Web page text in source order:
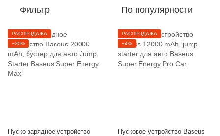
Фильтр По популярности
РАСПРОДАЖА
−20%
Пуско-зарядное устройство
РАСПРОДАЖА
−4%
Пусковое устройство Baseus